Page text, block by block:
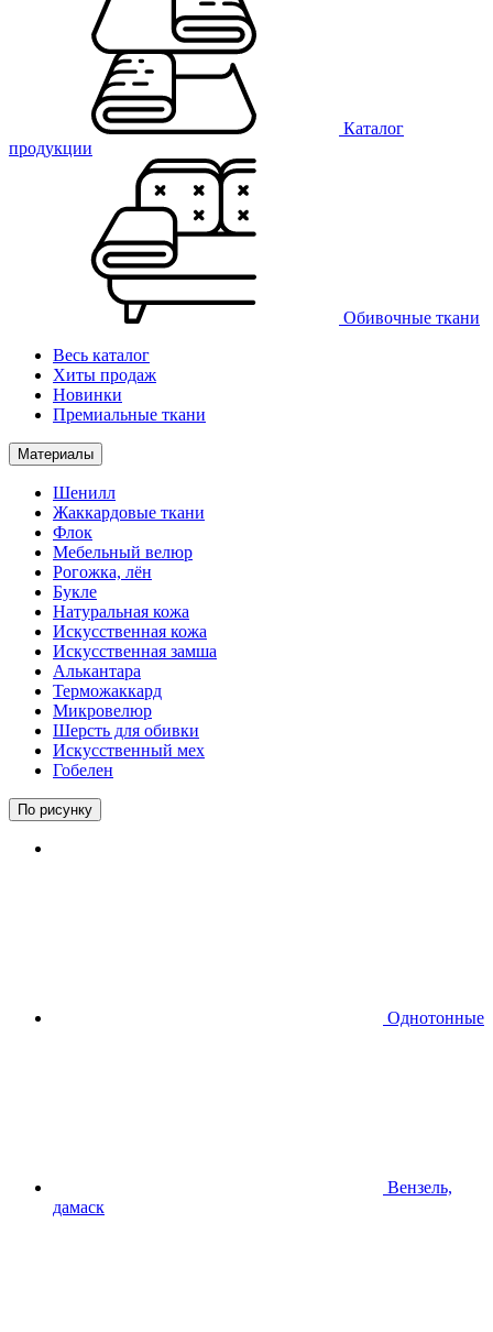
Каталог
продукции
Обивочные ткани
Весь каталог
Хиты продаж
Новинки
Премиальные ткани
Материалы
Шенилл
Жаккардовые ткани
Флок
Мебельный велюр
Рогожка, лён
Букле
Натуральная кожа
Искусственная кожа
Искусственная замша
Алькантара
Терможаккард
Микровелюр
Шерсть для обивки
Искусственный мех
Гобелен
По рисунку
Однотонные
Вензель,
дамаск